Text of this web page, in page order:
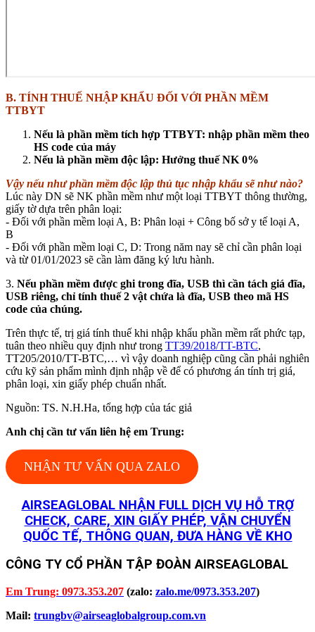
B. TÍNH THUẾ NHẬP KHẨU ĐỐI VỚI PHẦN MỀM
TTBYT
Nếu là phần mềm tích hợp TTBYT: nhập phần mềm theo
HS code của máy
Nếu là phần mềm độc lập: Hưởng thuế NK 0%
Vậy nếu như phần mềm độc lập thủ tục nhập khẩu sẽ như nào?
Lúc này DN sẽ NK phần mềm như một loại TTBYT thông thường,
giấy tờ dựa trên phân loại:
- Đối với phần mềm loại A, B: Phân loại + Công bố sở y tế loại A,
B
- Đối với phần mềm loại C, D: Trong năm nay sẽ chỉ cần phân loại
và từ 01/01/2023 sẽ cần làm đăng ký lưu hành.
3. Nếu phần mềm được ghi trong đĩa, USB thì cần tách giá đĩa,
USB riêng, chỉ tính thuế 2 vật chứa là đĩa, USB theo mã HS
code của chúng.
Trên thực tế, trị giá tính thuế khi nhập khẩu phần mềm rất phức tạp,
tuân theo nhiều quy định như trong TT39/2018/TT-BTC,
TT205/2010/TT-BTC,… vì vậy doanh nghiệp cũng cần phải nghiên
cứu kỹ sản phẩm mình định nhập về để có phương án tính trị giá,
phân loại, xin giấy phép chuẩn nhất.
Nguồn: TS. N.H.Ha, tổng hợp của tác giả
Anh chị cần tư vấn liên hệ em Trung:
NHẬN TƯ VẤN QUA ZALO
AIRSEAGLOBAL NHẬN FULL DỊCH VỤ HỖ TRỢ
CHECK, CARE, XIN GIẤY PHÉP, VẬN CHUYỂN
QUỐC TẾ, THÔNG QUAN, ĐƯA HÀNG VỀ KHO
CÔNG TY CỔ PHẦN TẬP ĐOÀN AIRSEAGLOBAL
Em Trung: 0973.353.207 (zalo: zalo.me/0973.353.207)
Mail: trungbv@airseaglobalgroup.com.vn